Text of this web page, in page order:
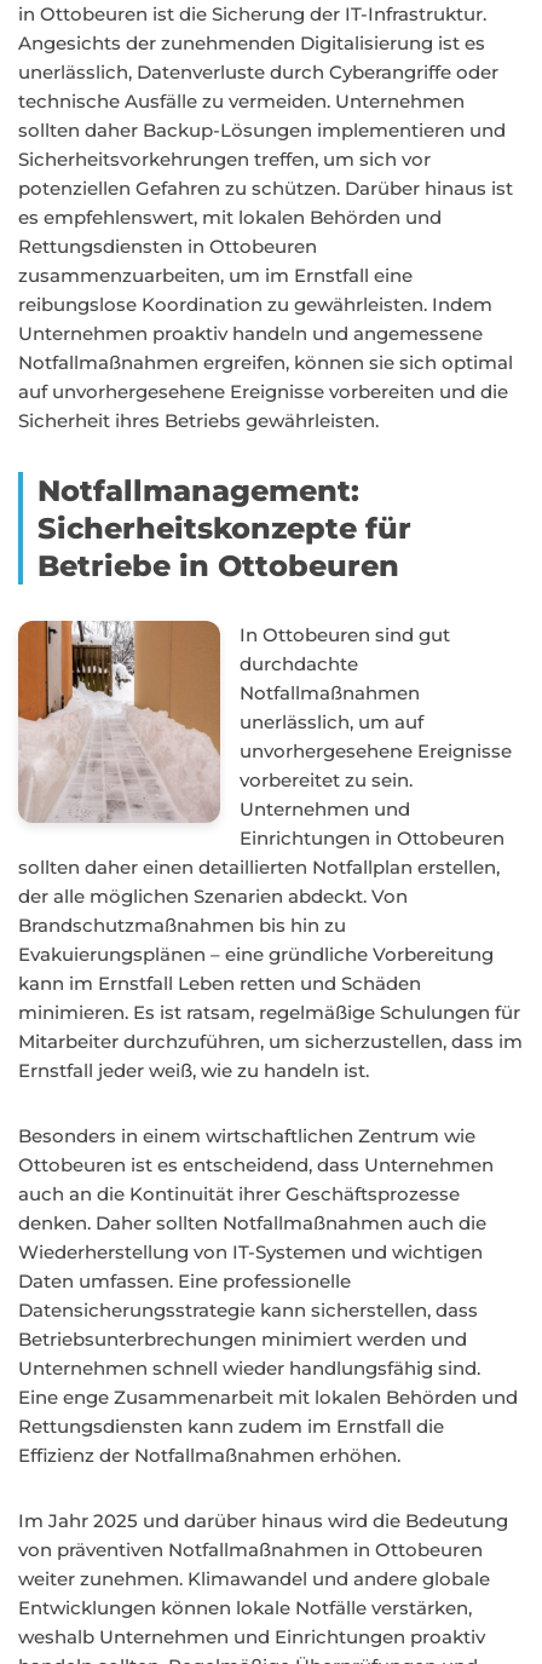
in Ottobeuren ist die Sicherung der IT-Infrastruktur.
Angesichts der zunehmenden Digitalisierung ist es
unerlässlich, Datenverluste durch Cyberangriffe oder
technische Ausfälle zu vermeiden. Unternehmen
sollten daher Backup-Lösungen implementieren und
Sicherheitsvorkehrungen treffen, um sich vor
potenziellen Gefahren zu schützen. Darüber hinaus ist
es empfehlenswert, mit lokalen Behörden und
Rettungsdiensten in Ottobeuren
zusammenzuarbeiten, um im Ernstfall eine
reibungslose Koordination zu gewährleisten. Indem
Unternehmen proaktiv handeln und angemessene
Notfallmaßnahmen ergreifen, können sie sich optimal
auf unvorhergesehene Ereignisse vorbereiten und die
Sicherheit ihres Betriebs gewährleisten.
Notfallmanagement:
Sicherheitskonzepte für
Betriebe in Ottobeuren
In Ottobeuren sind gut
durchdachte
Notfallmaßnahmen
unerlässlich, um auf
unvorhergesehene Ereignisse
vorbereitet zu sein.
Unternehmen und
Einrichtungen in Ottobeuren
sollten daher einen detaillierten Notfallplan erstellen,
der alle möglichen Szenarien abdeckt. Von
Brandschutzmaßnahmen bis hin zu
Evakuierungsplänen – eine gründliche Vorbereitung
kann im Ernstfall Leben retten und Schäden
minimieren. Es ist ratsam, regelmäßige Schulungen für
Mitarbeiter durchzuführen, um sicherzustellen, dass im
Ernstfall jeder weiß, wie zu handeln ist.
Besonders in einem wirtschaftlichen Zentrum wie
Ottobeuren ist es entscheidend, dass Unternehmen
auch an die Kontinuität ihrer Geschäftsprozesse
denken. Daher sollten Notfallmaßnahmen auch die
Wiederherstellung von IT-Systemen und wichtigen
Daten umfassen. Eine professionelle
Datensicherungsstrategie kann sicherstellen, dass
Betriebsunterbrechungen minimiert werden und
Unternehmen schnell wieder handlungsfähig sind.
Eine enge Zusammenarbeit mit lokalen Behörden und
Rettungsdiensten kann zudem im Ernstfall die
Effizienz der Notfallmaßnahmen erhöhen.
Im Jahr 2025 und darüber hinaus wird die Bedeutung
von präventiven Notfallmaßnahmen in Ottobeuren
weiter zunehmen. Klimawandel und andere globale
Entwicklungen können lokale Notfälle verstärken,
weshalb Unternehmen und Einrichtungen proaktiv